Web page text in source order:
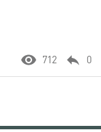
712 0